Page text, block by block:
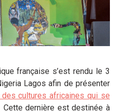
française s’est rendu le 3
Lagos afin de présenter
des cultures africaines qui se
Cette dernière est destinée à